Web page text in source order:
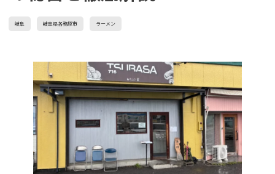
岐阜 岐阜県各務原市 ラーメン